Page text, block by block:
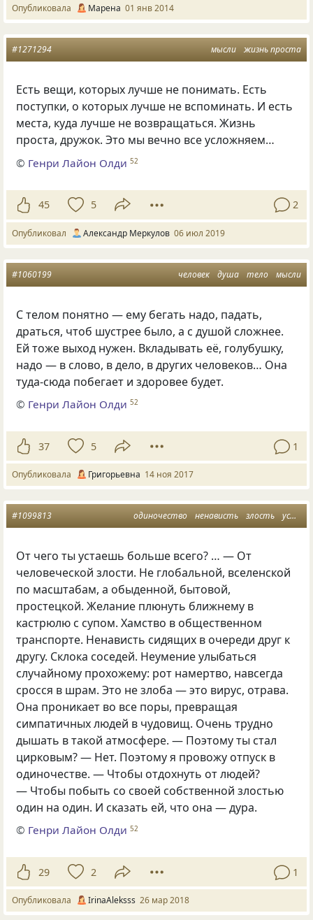
Опубликовала Марена 01 янв 2014
мысли жизнь проста
#1271294
Есть вещи, которых лучше не понимать. Есть
поступки, о которых лучше не вспоминать. И есть
места, куда лучше не возвращаться. Жизнь
проста, дружок. Это мы вечно все усложняем…
© Генри Лайон Олди 52
45 5 2
Опубликовал Александр Меркулов 06 июл 2019
человек душа тело мысли
#1060199
С телом понятно — ему бегать надо, падать,
драться, чтоб шустрее было, а с душой сложнее.
Ей тоже выход нужен. Вкладывать её, голубушку,
надо — в слово, в дело, в других человеков… Она
туда-сюда побегает и здоровее будет.
© Генри Лайон Олди 52
37 5 1
Опубликовала Григорьевна 14 ноя 2017
одиночество ненависть злость усталость
#1099813
От чего ты устаешь больше всего? … — От
человеческой злости. Не глобальной, вселенской
по масштабам, а обыденной, бытовой,
простецкой. Желание плюнуть ближнему в
кастрюлю с супом. Хамство в общественном
транспорте. Ненависть сидящих в очереди друг к
другу. Склока соседей. Неумение улыбаться
случайному прохожему: рот намертво, навсегда
сросся в шрам. Это не злоба — это вирус, отрава.
Она проникает во все поры, превращая
симпатичных людей в чудовищ. Очень трудно
дышать в такой атмосфере. — Поэтому ты стал
цирковым? — Нет. Поэтому я провожу отпуск в
одиночестве. — Чтобы отдохнуть от людей?
— Чтобы побыть со своей собственной злостью
один на один. И сказать ей, что она — дура.
© Генри Лайон Олди 52
29 2 1
Опубликовала IrinaAleksss 26 мар 2018